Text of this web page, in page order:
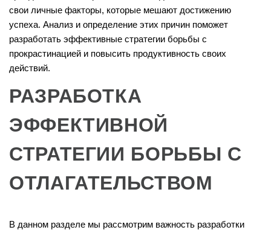
свои личные факторы, которые мешают достижению
успеха. Анализ и определение этих причин поможет
разработать эффективные стратегии борьбы с
прокрастинацией и повысить продуктивность своих
действий.
РАЗРАБОТКА
ЭФФЕКТИВНОЙ
СТРАТЕГИИ БОРЬБЫ С
ОТЛАГАТЕЛЬСТВОМ
В данном разделе мы рассмотрим важность разработки